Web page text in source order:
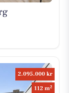
2.095.000 kr
112 m2